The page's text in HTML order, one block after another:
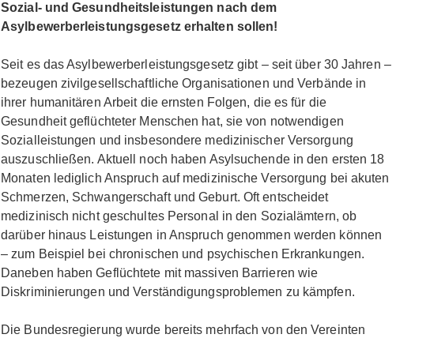
Sozial- und Gesundheitsleistungen nach dem
Asylbewerberleistungsgesetz erhalten sollen!
Seit es das Asylbewerberleistungsgesetz gibt – seit über 30 Jahren –
bezeugen zivilgesellschaftliche Organisationen und Verbände in
ihrer humanitären Arbeit die ernsten Folgen, die es für die
Gesundheit geflüchteter Menschen hat, sie von notwendigen
Sozialleistungen und insbesondere medizinischer Versorgung
auszuschließen. Aktuell noch haben Asylsuchende in den ersten 18
Monaten lediglich Anspruch auf medizinische Versorgung bei akuten
Schmerzen, Schwangerschaft und Geburt. Oft entscheidet
medizinisch nicht geschultes Personal in den Sozialämtern, ob
darüber hinaus Leistungen in Anspruch genommen werden können
– zum Beispiel bei chronischen und psychischen Erkrankungen.
Daneben haben Geflüchtete mit massiven Barrieren wie
Diskriminierungen und Verständigungsproblemen zu kämpfen.
Die Bundesregierung wurde bereits mehrfach von den Vereinten